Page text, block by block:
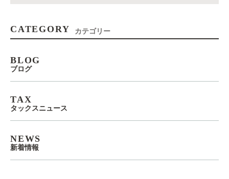
CATEGORY カテゴリー
BLOG
ブログ
TAX
タックスニュース
NEWS
新着情報